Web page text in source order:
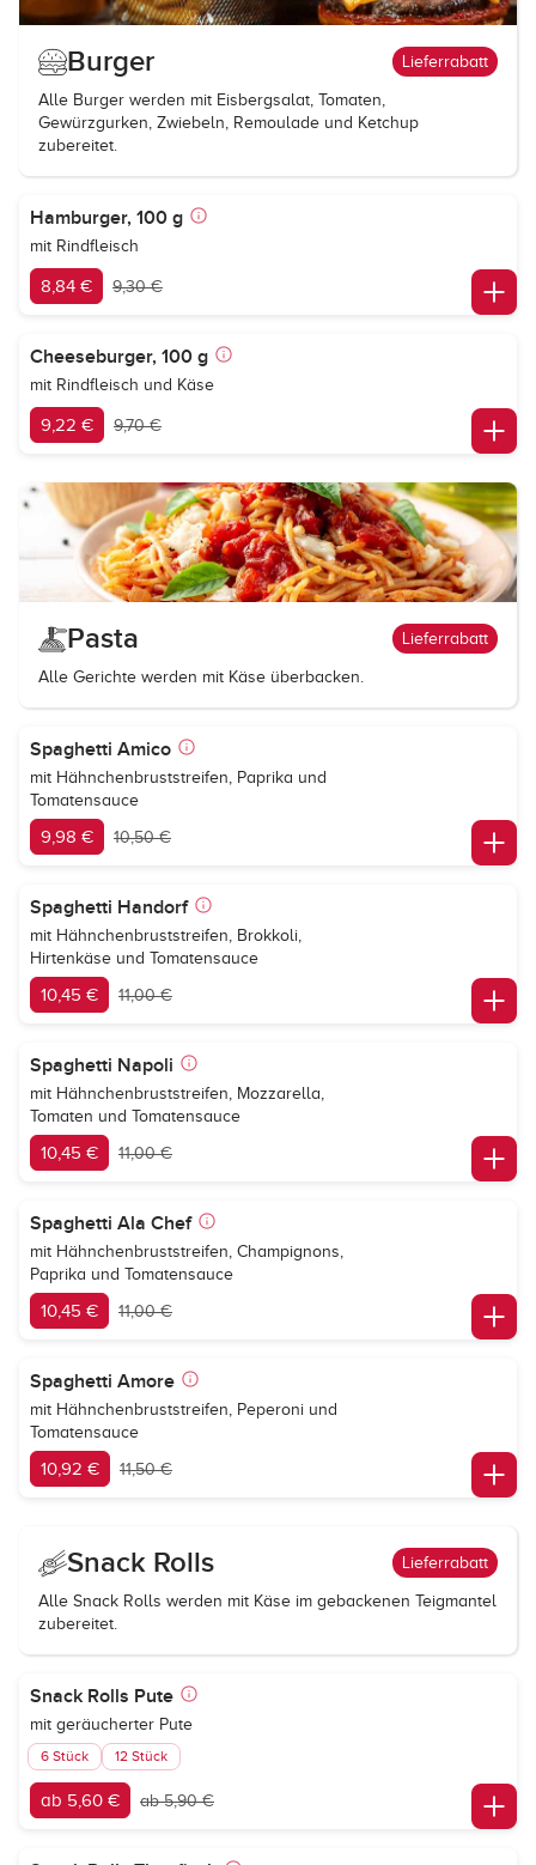
Burger Lieferrabatt
Alle Burger werden mit Eisbergsalat, Tomaten,
Gewürzgurken, Zwiebeln, Remoulade und Ketchup
zubereitet.
Hamburger, 100 g
mit Rindfleisch
8,84 € 9,30 €
Cheeseburger, 100 g
mit Rindfleisch und Käse
9,22 € 9,70 €
Pasta Lieferrabatt
Alle Gerichte werden mit Käse überbacken.
Spaghetti Amico
mit Hähnchenbruststreifen, Paprika und
Tomatensauce
9,98 € 10,50 €
Spaghetti Handorf
mit Hähnchenbruststreifen, Brokkoli,
Hirtenkäse und Tomatensauce
10,45 € 11,00 €
Spaghetti Napoli
mit Hähnchenbruststreifen, Mozzarella,
Tomaten und Tomatensauce
10,45 € 11,00 €
Spaghetti Ala Chef
mit Hähnchenbruststreifen, Champignons,
Paprika und Tomatensauce
10,45 € 11,00 €
Spaghetti Amore
mit Hähnchenbruststreifen, Peperoni und
Tomatensauce
10,92 € 11,50 €
Snack Rolls Lieferrabatt
Alle Snack Rolls werden mit Käse im gebackenen Teigmantel
zubereitet.
Snack Rolls Pute
mit geräucherter Pute
6 Stück 12 Stück
ab 5,60 € ab 5,90 €